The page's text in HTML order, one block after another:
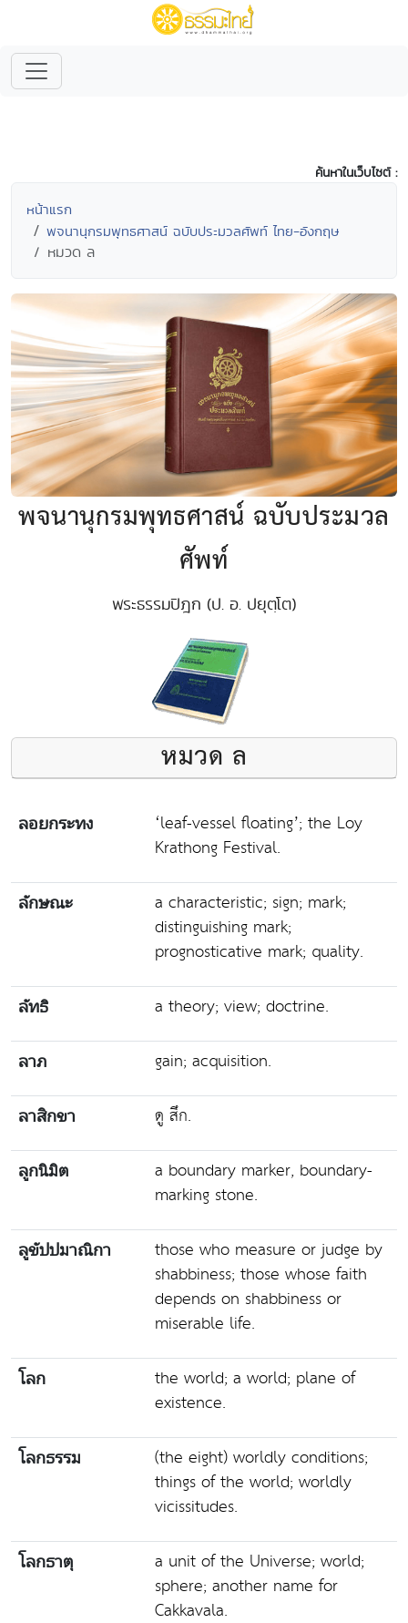
ค้นหาในเว็บไซต์ :
หน้าแรก
พจนานุกรมพุทธศาสน์ ฉบับประมวลศัพท์ ไทย-อังกฤษ
หมวด ล
พจนานุกรมพุทธศาสน์ ฉบับประมวล
ศัพท์
พระธรรมปิฎก (ป. อ. ปยุตฺโต)
หมวด ล
ลอยกระทง
‘leaf-vessel floating’; the Loy
Krathong Festival.
ลักษณะ
a characteristic; sign; mark;
distinguishing mark;
prognosticative mark; quality.
ลัทธิ a theory; view; doctrine.
ลาภ gain; acquisition.
ลาสิกขา ดู สึก.
ลูกนิมิต
a boundary marker, boundary-
marking stone.
ลูขัปปมาณิกา
those who measure or judge by
shabbiness; those whose faith
depends on shabbiness or
miserable life.
โลก
the world; a world; plane of
existence.
โลกธรรม
(the eight) worldly conditions;
things of the world; worldly
vicissitudes.
โลกธาตุ
a unit of the Universe; world;
sphere; another name for
Cakkavala.